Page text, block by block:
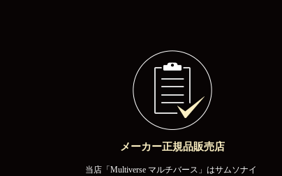
メーカー正規品販売店
当店「Multiverse マルチバース」はサムソナイ